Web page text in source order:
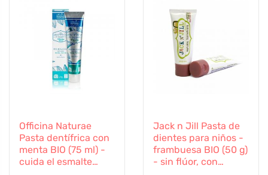
Officina Naturae
Pasta dentífrica con
menta BIO (75 ml) -
cuida el esmalte
Jack n Jill Pasta de
dientes para niños -
frambuesa BIO (50 g)
- sin flúor, con